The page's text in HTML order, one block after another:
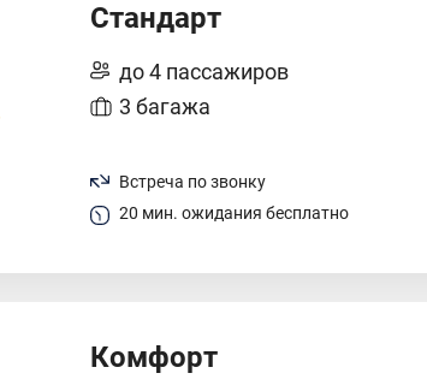
Стандарт
до 4 пассажиров
3 багажа
Встреча по звонку
20 мин. ожидания бесплатно
Комфорт